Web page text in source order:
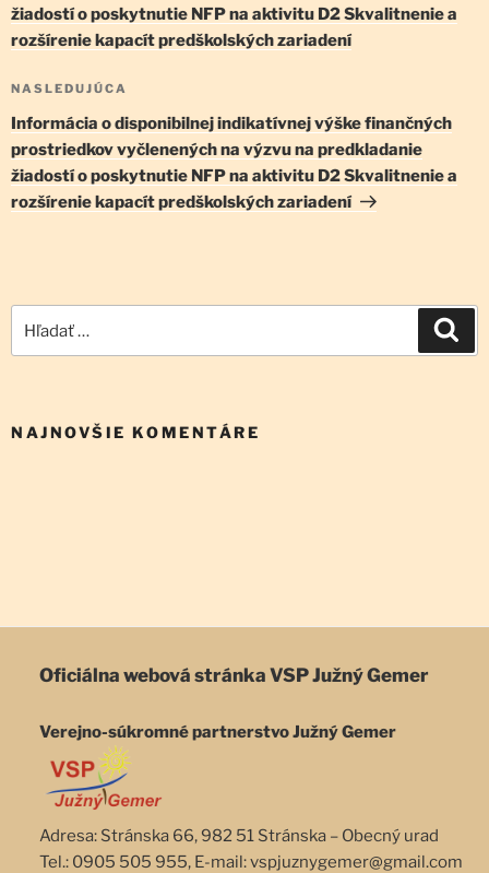
žiadostí o poskytnutie NFP na aktivitu D2 Skvalitnenie a
rozšírenie kapacít predškolských zariadení
Ďalší
článok
NASLEDUJÚCA
Informácia o disponibilnej indikatívnej výške finančných
prostriedkov vyčlenených na výzvu na predkladanie
žiadostí o poskytnutie NFP na aktivitu D2 Skvalitnenie a
rozšírenie kapacít predškolských zariadení
NAJNOVŠIE KOMENTÁRE
Oficiálna webová stránka VSP Južný Gemer
Verejno-súkromné partnerstvo Južný Gemer
Adresa: Stránska 66, 982 51 Stránska – Obecný urad
Tel.: 0905 505 955, E-mail: vspjuznygemer@gmail.com